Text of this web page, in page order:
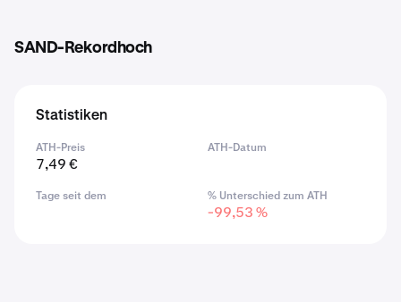
SAND-Rekordhoch
Statistiken
ATH-Preis
7,49 €
ATH-Datum
Tage seit dem % Unterschied zum ATH
-99,53 %